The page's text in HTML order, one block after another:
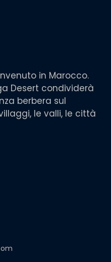
in Marocco.
Desert condividerà
berbera sul
le valli, le città